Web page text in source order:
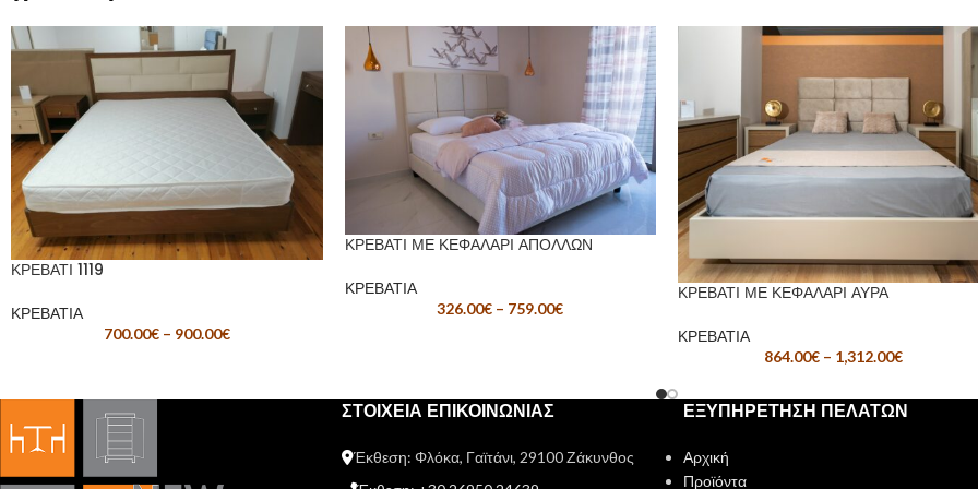
ΚΡΕΒΑΤΙ 1119
ΚΡΕΒΑΤΙΑ
700.00€ – 900.00€
ΚΡΕΒΑΤΙ ΜΕ ΚΕΦΑΛΑΡΙ ΑΠΟΛΛΩΝ
ΚΡΕΒΑΤΙΑ
326.00€ – 759.00€
ΚΡΕΒΑΤΙ ΜΕ ΚΕΦΑΛΑΡΙ ΑΥΡΑ
ΚΡΕΒΑΤΙΑ
864.00€ – 1,312.00€
ΣΤΟΙΧΕΙΑ ΕΠΙΚΟΙΝΩΝΙΑΣ
Έκθεση: Φλόκα, Γαϊτάνι, 29100 Ζάκυνθος
ΕΞΥΠΗΡΕΤΗΣΗ ΠΕΛΑΤΩΝ
Αρχική
Προϊόντα